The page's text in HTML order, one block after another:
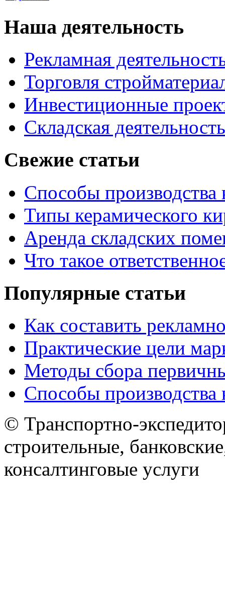
Наша деятельность
Рекламная
Торговля
Инвестиционные
Складская деятельность
Свежие статьи
Способы производства
Типы керамического
Аренда складских
Что такое
Популярные статьи
Как составить
Практические цели
Методы сбора
Способы производства
© Транспортно-
строительные,
консалтинговые услуги